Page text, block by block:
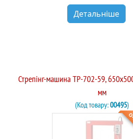
Детальніше
Стрепінг-машина TP-702-59,
мм
(Код товару:00495)